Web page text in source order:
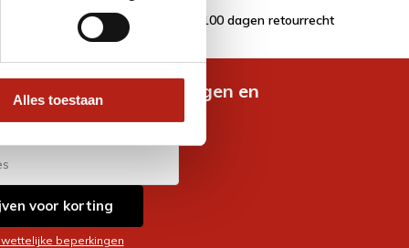
Alles toestaan
100 dagen retourrecht
nieuwste aanbiedingen en
voor korting
beperkingen